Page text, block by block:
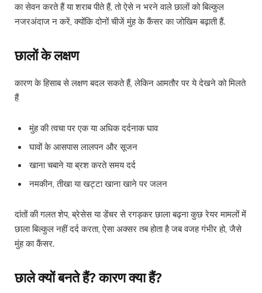
का सेवन करते हैं या शराब पीते हैं, तो ऐसे न भरने वाले छालों को बिल्कुल
नजरअंदाज न करें, क्योंकि दोनों चीजें मुंह के कैंसर का जोखिम बढ़ाती हैं.
छालों के लक्षण
कारण के हिसाब से लक्षण बदल सकते हैं, लेकिन आमतौर पर ये देखने को मिलते
हैं
मुंह की त्वचा पर एक या अधिक दर्दनाक घाव
घावों के आसपास लालपन और सूजन
खाना चबाने या ब्रश करते समय दर्द
नमकीन, तीखा या खट्टा खाना खाने पर जलन
दांतों की गलत शेप, ब्रेसेस या डेंचर से रगड़कर छाला बढ़ना कुछ रेयर मामलों में
छाला बिल्कुल नहीं दर्द करता, ऐसा अक्सर तब होता है जब वजह गंभीर हो, जैसे
मुंह का कैंसर.
छाले क्यों बनते हैं? कारण क्या हैं?